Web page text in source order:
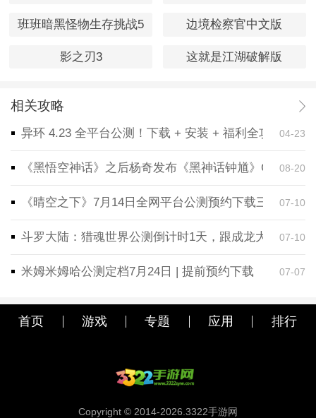
班班暗黑怪物生存挑战5 边境检察官中文版
影之刃3 这就是江湖破解版
相关攻略
异环 4.23 全平台公测！下载 + 安装 + 福利全攻略，一
04-23
《黑悟空神话》之后杨奇发布《黑神话钟馗》CG！预
08-20
《晴空之下》7月14日全网平台公测预约下载三端同步
07-10
斗罗大陆：猎魂世界公测倒计时1天，跟成龙大哥一起
07-10
米姆米姆哈公测定档7月24日 | 提前预约下载 07-07
首页 游戏 专题 应用 排行
Copyright © 2014-2026.3322手游网